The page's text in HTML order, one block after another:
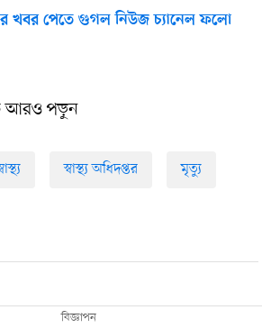
খবর পেতে গুগল নিউজ চ্যানেল ফলো
আরও পড়ুন
স্বাস্থ্য অধিদপ্তর মৃত্যু